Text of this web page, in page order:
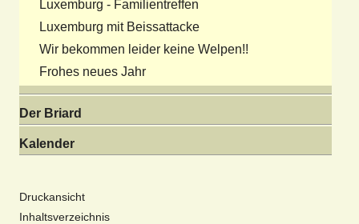
Luxemburg - Familientreffen
Luxemburg mit Beissattacke
Wir bekommen leider keine Welpen!!
Frohes neues Jahr
Der Briard
Kalender
Druckansicht
Inhaltsverzeichnis